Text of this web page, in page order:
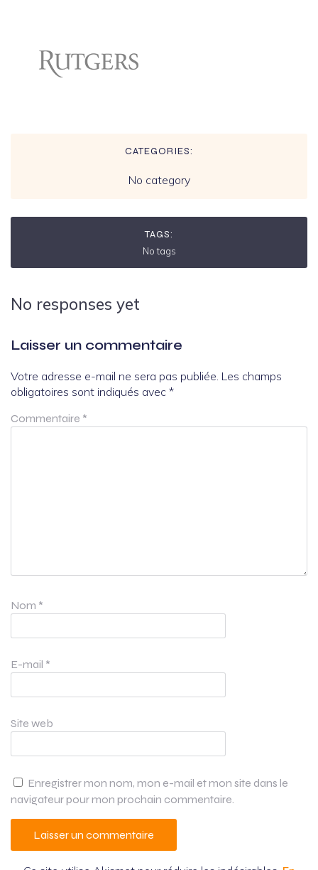
CATEGORIES:
No category
TAGS:
No tags
No responses yet
Laisser un commentaire
Votre adresse e-mail ne sera pas publiée. Les champs
obligatoires sont indiqués avec *
Commentaire *
Nom *
E-mail *
Site web
Enregistrer mon nom, mon e-mail et mon site dans le
navigateur pour mon prochain commentaire.